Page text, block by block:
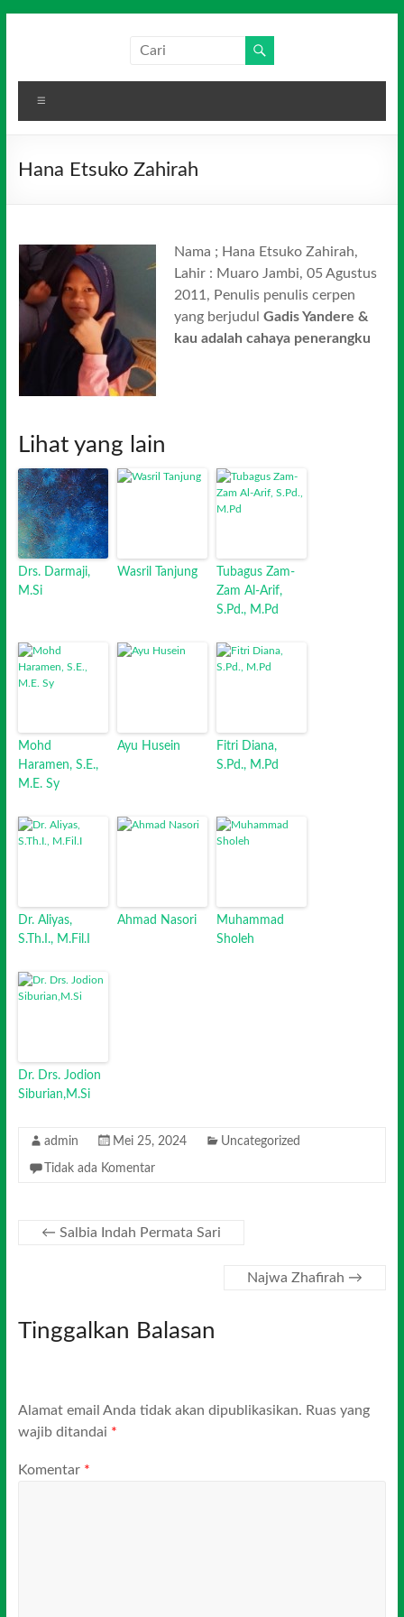
Media
Indonesia
Hana Etsuko Zahirah
Nama ; Hana Etsuko Zahirah,
Lahir : Muaro Jambi, 05 Agustus
2011, Penulis penulis cerpen
yang berjudulGadis Yandere &
kau adalah cahaya penerangku
Lihat yang lain
Drs. Darmaji,
M.Si
Wasril Tanjung
Tubagus Zam-
Zam Al-Arif,
S.Pd., M.Pd
Mohd
Haramen, S.E.,
M.E. Sy
Ayu Husein
Fitri Diana,
S.Pd., M.Pd
Dr. Aliyas,
S.Th.I., M.Fil.I
Ahmad Nasori
Muhammad
Sholeh
Dr. Drs. Jodion
Siburian,M.Si
admin Mei 25, 2024 Uncategorized
Tidak ada Komentar
← Salbia Indah Permata Sari
Najwa Zhafirah →
Tinggalkan Balasan
Alamat email Anda tidak akan dipublikasikan. Ruas yang
wajib ditandai *
Komentar *